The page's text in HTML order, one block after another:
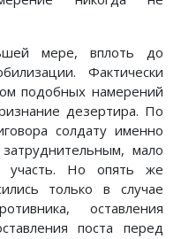
мере, вплоть до
Фактически
подобных намерений
дезертира. По
солдату именно
мало
участь. Но опять же
только в случае
оставления
поста перед